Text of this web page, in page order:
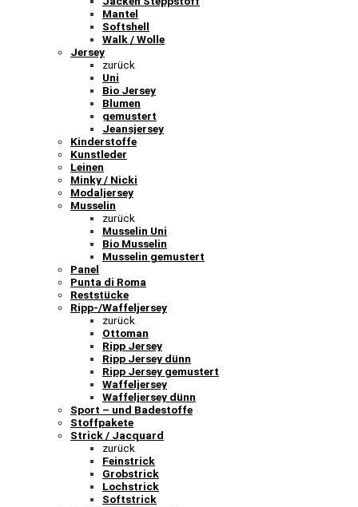
Mantel
Softshell
Walk / Wolle
Jersey
zurück
Uni
Bio Jersey
Blumen
gemustert
Jeansjersey
Kinderstoffe
Kunstleder
Leinen
Minky / Nicki
Modaljersey
Musselin
zurück
Musselin Uni
Bio Musselin
Musselin gemustert
Panel
Punta di Roma
Reststücke
Ripp-/Waffeljersey
zurück
Ottoman
Ripp Jersey
Ripp Jersey dünn
Ripp Jersey gemustert
Waffeljersey
Waffeljersey dünn
Sport – und Badestoffe
Stoffpakete
Strick / Jacquard
zurück
Feinstrick
Grobstrick
Lochstrick
Softstrick